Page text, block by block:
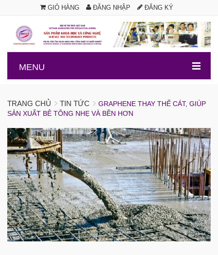
GIỎ HÀNG ĐĂNG NHẬP ĐĂNG KÝ
.
MENU
TRANG CHỦ TIN TỨC
GRAPHENE THAY THẾ CÁT, GIÚP
SẢN XUẤT BÊ TÔNG NHẸ VÀ BỀN HƠN